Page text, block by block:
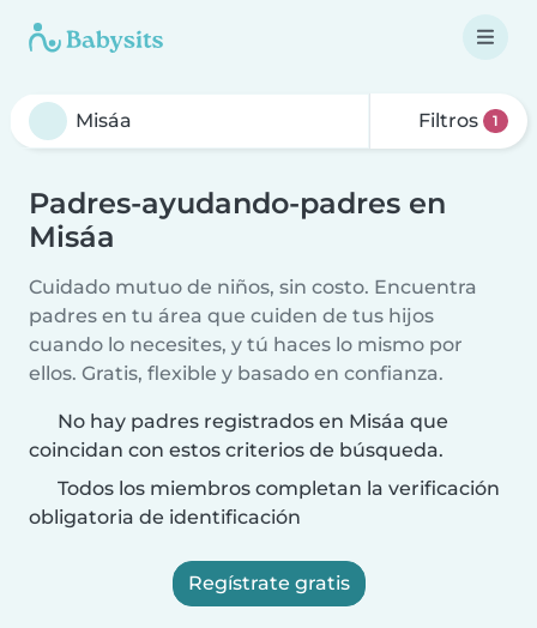
Filtros 1
Padres-ayudando-padres en
Misáa
Cuidado mutuo de niños, sin costo. Encuentra
padres en tu área que cuiden de tus hijos
cuando lo necesites, y tú haces lo mismo por
ellos. Gratis, flexible y basado en confianza.
No hay padres registrados en Misáa que
coincidan con estos criterios de búsqueda.
Todos los miembros completan la verificación
obligatoria de identificación
Regístrate gratis